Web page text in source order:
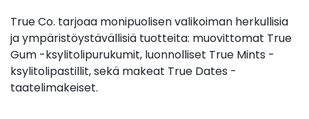
True Co. tarjoaa monipuolisen valikoiman herkullisia
ja ympäristöystävällisiä tuotteita: muovittomat True
Gum -ksylitolipurukumit, luonnolliset True Mints -
ksylitolipastillit, sekä makeat True Dates -
taatelimakeiset.